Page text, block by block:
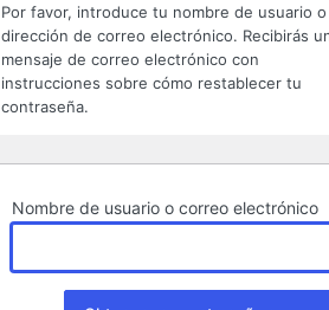
Por favor, introduce tu nombre de usuario o
dirección de correo electrónico. Recibirás
mensaje de correo electrónico con
instrucciones sobre cómo restablecer tu
contraseña.
Nombre de usuario o correo electrónico